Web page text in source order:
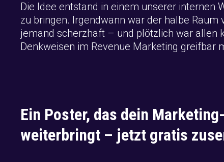
Die Idee entstand in einem unserer internen
zu bringen. Irgendwann war der halbe Raum
jemand scherzhaft – und plötzlich war allen
Denkweisen im Revenue Marketing greifbar
Ein Poster, das dein
weiterbringt – jetzt gratis